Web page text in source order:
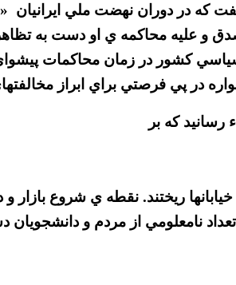
در دوران نهضت ملي ايرانيان
به حمايت از دكتر مصدق و عليه محاكمه ي
كشور در زمان محاكمات
در پي فرصتي براي ابراز
كه بر
ريختند. نقطه ي شروع بازار
نامعلومي از مردم و دانشجويان